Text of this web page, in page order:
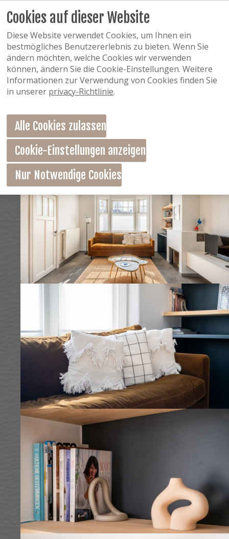
Cookies auf dieser Website
Diese Website verwendet Cookies, um Ihnen ein
bestmögliches Benutzererlebnis zu bieten. Wenn Sie
ändern möchten, welche Cookies wir verwenden
können, ändern Sie die Cookie-Einstellungen. Weitere
Informationen zur Verwendung von Cookies finden Sie
in unserer privacy-Richtlinie.
Alle Cookies zulassen
Cookie-Einstellungen anzeigen
Nur Notwendige Cookies